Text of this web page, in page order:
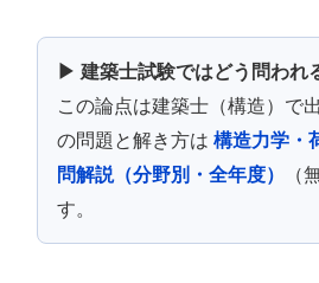
▶ 建築士試験ではどう問われ
この論点は建築士（構造）で
の問題と解き方は 構造力学・
問解説（分野別・全年度）
（
す。